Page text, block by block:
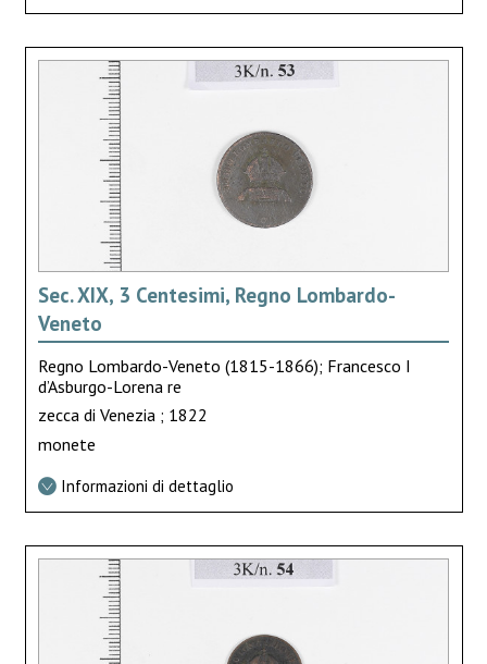
Sec. XIX, 3 Centesimi, Regno Lombardo-
Veneto
Regno Lombardo-Veneto (1815-1866); Francesco I
d’Asburgo-Lorena re
zecca di Venezia ; 1822
monete
Informazioni di dettaglio